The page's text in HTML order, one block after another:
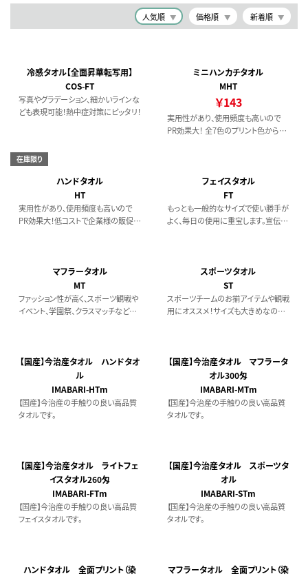
人気順 価格順 新着順
冷感タオル【全面昇華転写用】
COS-FT
写真やグラデーション、細かいラインな
ども表現可能！熱中症対策にピッタリ！
ミニハンカチタオル
MHT
￥143
実用性があり、使用頻度も高いので
PR効果大！ 全7色のプリント色からお
在庫限り
ハンドタオル
HT
実用性があり、使用頻度も高いので
PR効果大！低コストで企業様の販促品
フェイスタオル
FT
もっとも一般的なサイズで使い勝手が
よく、毎日の使用に重宝します。宣伝用
マフラータオル
MT
ファッション性が高く、スポーツ観戦や
イベント、学園祭、クラスマッチなどで
スポーツタオル
ST
スポーツチームのお揃アイテムや観戦
用にオススメ！サイズも大きめなので
【国産】今治産タオル ハンドタオ
ル
IMABARI-HTm
【国産】今治産の手触りの良い高品質
タオルです。
【国産】今治産タオル マフラータ
オル300匁
IMABARI-MTm
【国産】今治産の手触りの良い高品質
タオルです。
【国産】今治産タオル ライトフェ
イスタオル260匁
IMABARI-FTm
【国産】今治産の手触りの良い高品質
フェイスタオルです。
【国産】今治産タオル スポーツタ
オル
IMABARI-STm
【国産】今治産の手触りの良い高品質
タオルです。
ハンドタオル 全面プリント（染
マフラータオル 全面プリント（染